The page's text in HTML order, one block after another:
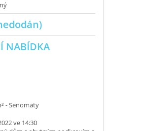
NABÍDKA
- Senomaty
ve 14:30